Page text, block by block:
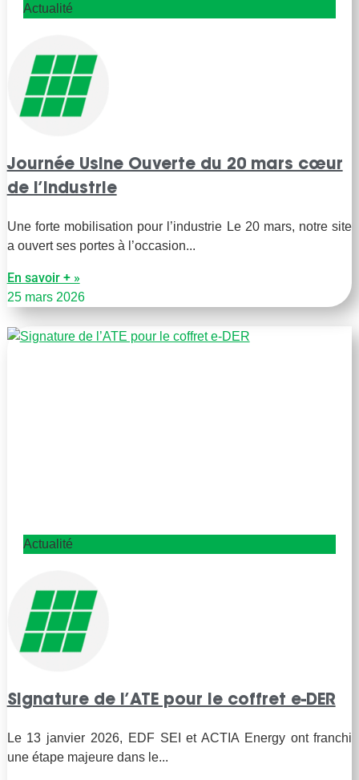
Actualité
Journée Usine Ouverte du 20 mars cœur
de l’industrie
Une forte mobilisation pour l’industrie Le 20 mars, notre site
a ouvert ses portes à l’occasion
En savoir + »
25 mars 2026
Actualité
Signature de l’ATE pour le coffret e-DER
Le 13 janvier 2026, EDF SEI et ACTIA Energy ont franchi
une étape majeure dans le